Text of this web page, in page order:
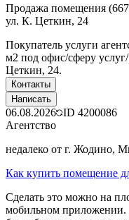
Продажа помещения
ул. К. Цеткин, 24
Покупатель услуги
м2 под офис/сферу
Цеткин, 24.
Контакты
Написать
06.08.2026 ID 4200086
Агентство
недалеко от г. Жодино,
Как купить помещение
Сделать это можно на
мобильном приложении.